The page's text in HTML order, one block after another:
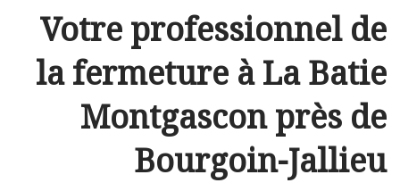
Votre professionnel de
la fermeture à La Batie
Montgascon près de
Bourgoin-Jallieu